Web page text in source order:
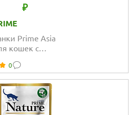
₽
Prime Asia
кошек с
в желе
0